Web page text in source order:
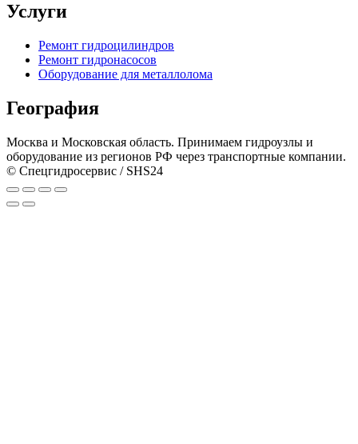
Услуги
Ремонт гидроцилиндров
Ремонт гидронасосов
Оборудование для металлолома
География
Москва и Московская область. Принимаем гидроузлы и
оборудование из регионов РФ через транспортные компании.
© Спецгидросервис / SHS24